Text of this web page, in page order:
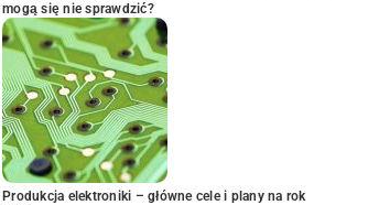
mogą się nie sprawdzić?
Produkcja elektroniki – główne cele i plany na rok